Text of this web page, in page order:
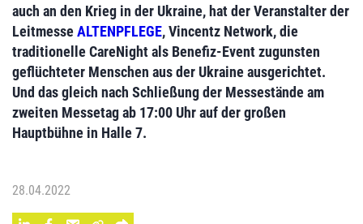
auch an den Krieg in der Ukraine, hat der Veranstalter der
Leitmesse ALTENPFLEGE, Vincentz Network, die
traditionelle CareNight als Benefiz-Event zugunsten
geflüchteter Menschen aus der Ukraine ausgerichtet.
Und das gleich nach Schließung der Messestände am
zweiten Messetag ab 17:00 Uhr auf der großen
Hauptbühne in Halle 7.
28.04.2022